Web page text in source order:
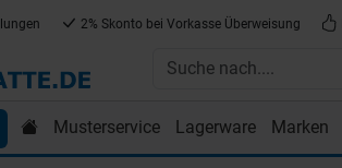
2% Skonto bei Vorkasse Überweisung
Musterservice Lagerware Marken